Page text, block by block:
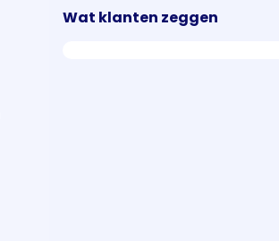
Wat klanten zeggen